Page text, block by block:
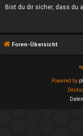
Bist du dir sicher, dass du
Foren-Übersicht
*
Powered by